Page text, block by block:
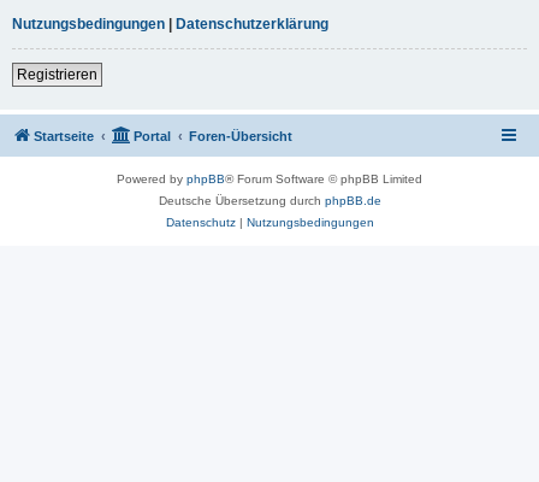
Nutzungsbedingungen | Datenschutzerklärung
Registrieren
Startseite Portal Foren-Übersicht
Powered by phpBB® Forum Software © phpBB Limited
Deutsche Übersetzung durch phpBB.de
Datenschutz| Nutzungsbedingungen